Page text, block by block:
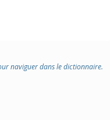
naviguer dans le dictionnaire.